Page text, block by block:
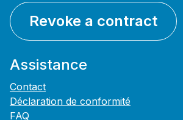
Revoke a contract
Assistance
Contact
Déclaration de conformité
FAQ